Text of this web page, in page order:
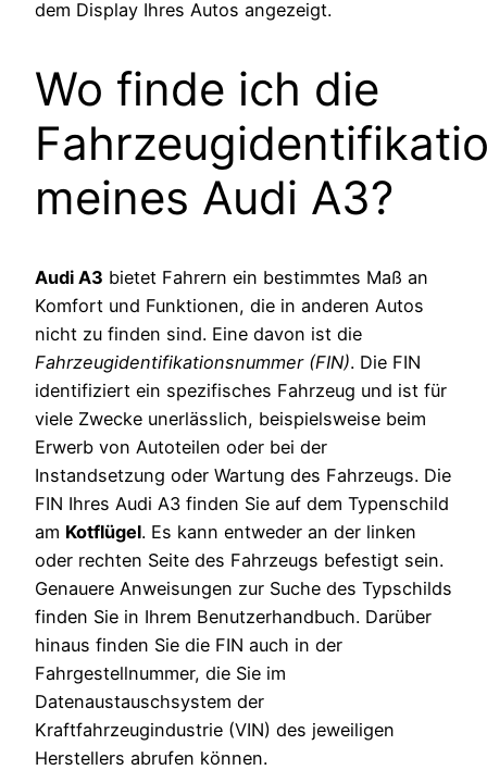
dem Display Ihres Autos angezeigt.
Wo finde ich die
meines Audi A3?
Audi A3 bietet Fahrern ein bestimmtes Maß an
Komfort und Funktionen, die in anderen Autos
nicht zu finden sind. Eine davon ist die
Fahrzeugidentifikationsnummer (FIN). Die FIN
identifiziert ein spezifisches Fahrzeug und ist für
viele Zwecke unerlässlich, beispielsweise beim
Erwerb von Autoteilen oder bei der
Instandsetzung oder Wartung des Fahrzeugs. Die
FIN Ihres Audi A3 finden Sie auf dem Typenschild
am Kotflügel. Es kann entweder an der linken
oder rechten Seite des Fahrzeugs befestigt sein.
Genauere Anweisungen zur Suche des Typschilds
finden Sie in Ihrem Benutzerhandbuch. Darüber
hinaus finden Sie die FIN auch in der
Fahrgestellnummer, die Sie im
Datenaustauschsystem der
Kraftfahrzeugindustrie (VIN) des jeweiligen
Herstellers abrufen können.